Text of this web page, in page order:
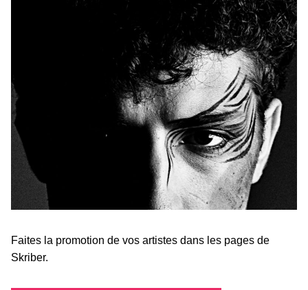
Faites la promotion de vos artistes dans les pages de
Skriber.